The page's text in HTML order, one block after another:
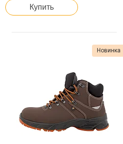
Купить
Новинка